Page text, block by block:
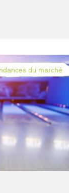
du marché